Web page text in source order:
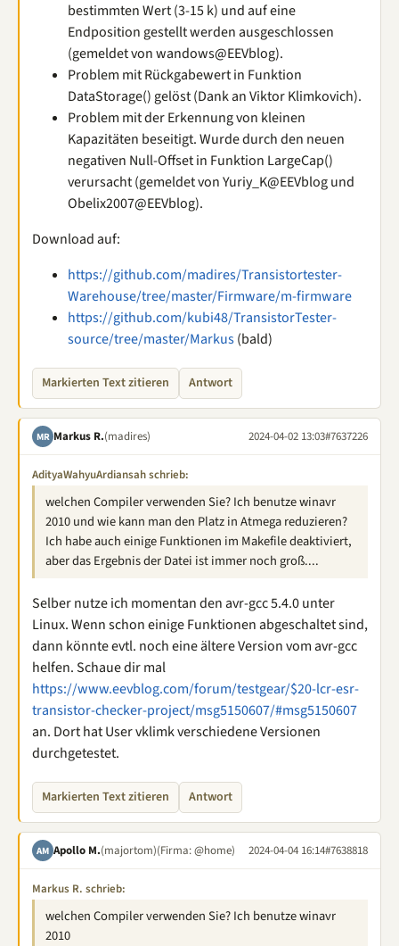
bestimmten Wert (3-15 k) und auf eine
Endposition gestellt werden ausgeschlossen
(gemeldet von wandows@EEVblog).
Problem mit Rückgabewert in Funktion
DataStorage() gelöst (Dank an Viktor Klimkovich).
Problem mit der Erkennung von kleinen
Kapazitäten beseitigt. Wurde durch den neuen
negativen Null-Offset in Funktion LargeCap()
verursacht (gemeldet von Yuriy_K@EEVblog und
Obelix2007@EEVblog).
Download auf:
https://github.com/madires/Transistortester-
Warehouse/tree/master/Firmware/m-firmware
https://github.com/kubi48/TransistorTester-
source/tree/master/Markus(bald)
Markierten Text zitieren Antwort
MR Markus R.(madires) 2024-04-02 13:03#7637226
AdityaWahyuArdiansah schrieb:
welchen Compiler verwenden Sie? Ich benutze winavr
2010 und wie kann man den Platz in Atmega reduzieren?
Ich habe auch einige Funktionen im Makefile deaktiviert,
aber das Ergebnis der Datei ist immer noch groß....
Selber nutze ich momentan den avr-gcc 5.4.0 unter
Linux. Wenn schon einige Funktionen abgeschaltet sind,
dann könnte evtl. noch eine ältere Version vom avr-gcc
helfen. Schaue dir mal
https://www.eevblog.com/forum/testgear/$20-lcr-esr-
transistor-checker-project/msg5150607/#msg5150607
an. Dort hat User vklimk verschiedene Versionen
durchgetestet.
Markierten Text zitieren Antwort
AM Apollo M.(majortom)(Firma: @home) 2024-04-04 16:14#7638818
Markus R. schrieb:
welchen Compiler verwenden Sie? Ich benutze winavr
2010